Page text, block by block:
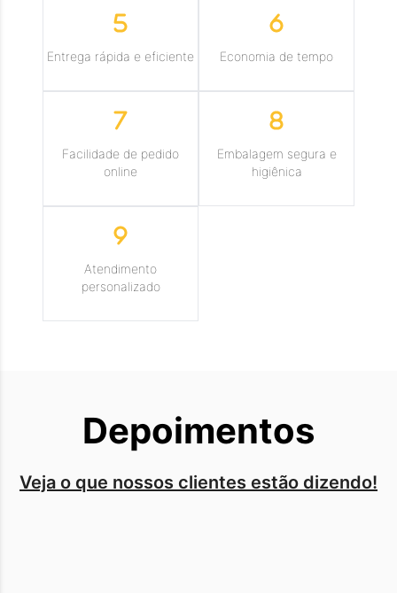
Entrega rápida e eficiente Economia de tempo
Facilidade de pedido
online
Embalagem segura e
higiênica
Atendimento
personalizado
Depoimentos
Veja o que nossos clientes estão dizendo!